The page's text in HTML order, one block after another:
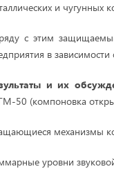
и чугунных
с этим
в
и их
50 (компоновка
механизмы
уровни